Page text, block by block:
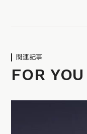
関連記事
FOR YOU